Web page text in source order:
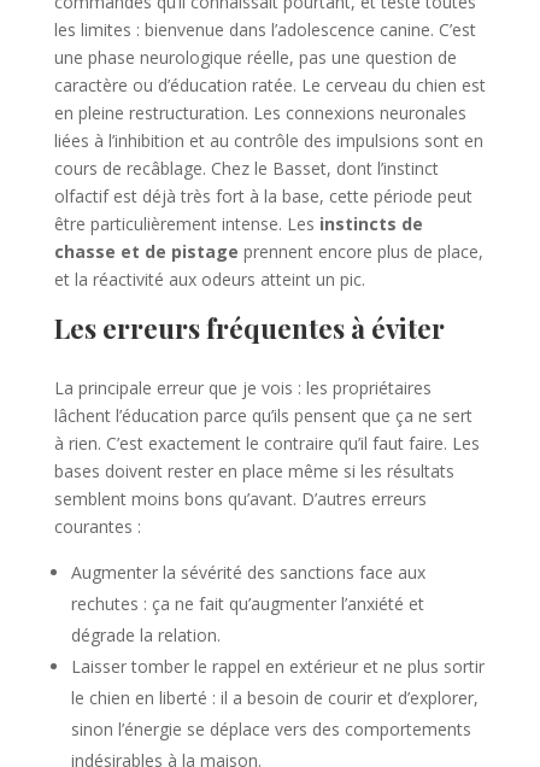
les limites : bienvenue dans l’adolescence canine. C’est
une phase neurologique réelle, pas une question de
caractère ou d’éducation ratée. Le cerveau du chien est
en pleine restructuration. Les connexions neuronales
liées à l’inhibition et au contrôle des impulsions sont en
cours de recâblage. Chez le Basset, dont l’instinct
olfactif est déjà très fort à la base, cette période peut
être particulièrement intense. Les instincts de
chasse et de pistage prennent encore plus de place,
et la réactivité aux odeurs atteint un pic.
Les erreurs fréquentes à éviter
La principale erreur que je vois : les propriétaires
lâchent l’éducation parce qu’ils pensent que ça ne sert
à rien. C’est exactement le contraire qu’il faut faire. Les
bases doivent rester en place même si les résultats
semblent moins bons qu’avant. D’autres erreurs
courantes :
Augmenter la sévérité des sanctions face aux
rechutes : ça ne fait qu’augmenter l’anxiété et
dégrade la relation.
Laisser tomber le rappel en extérieur et ne plus sortir
le chien en liberté : il a besoin de courir et d’explorer,
sinon l’énergie se déplace vers des comportements
indésirables à la maison.